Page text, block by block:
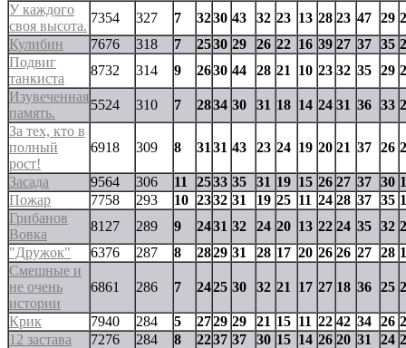
У каждого
своя высота.
7354 327 7 3230 43 32 23 13 28 23 47 29
Кулибин
7676 318 7 2530 29 26 22 16 39 27 37 35
Подвиг
танкиста
8732 314 9 2630 44 28 21 10 23 32 35 29
Изувеченная
память.
5524 310 7 2834 30 31 18 14 24 31 36 33
За тех, кто в
полный
рост!
6918 309 8 31 31 43 23 24 19 20 21 37 26
Засада 9564 306 11 2533 35 31 19 15 26 27 37 30
Пожар
7758 293 10 2332 31 19 25 11 24 28 37 35
Грибанов
Вовка
8127 289 9 2431 32 24 20 13 22 24 35 32
"Дружок"
6376 287 8 2829 31 28 17 20 26 26 27 28
Смешные и
не очень
истории
6861 286 7 2425 30 32 21 17 27 18 36 25
Крик 7940 284 5 2729 29 21 15 11 22 42 34 26
12 застава
7276 284 8 2237 37 30 15 14 26 20 31 24